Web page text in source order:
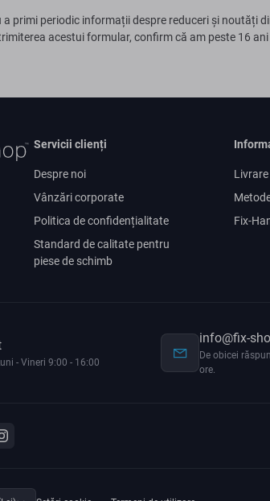
a primi periodic informații despre reduceri și noutăți
acestui formular, confirm că am peste 16 ani
Servicii clienți
Despre noi
Vânzări corporate
Politica de confidențialitate
Standard de calitate pentru
piese de schimb
Livrare
Fix-
- Vineri 9:00 - 16:00
info@fix-
De obicei
ore.